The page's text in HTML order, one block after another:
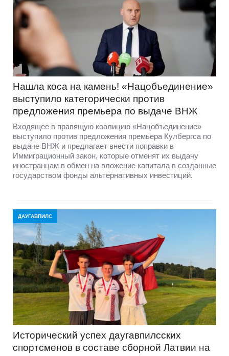
Нашла коса на камень! «Нацобъединение»
выступило категорически против
предложения премьера по выдаче ВНЖ
Входящее в правящую коалицию «Нацобъединение»
выступило против предложения премьера Кулбергса по
выдаче ВНЖ и предлагает внести поправки в
Иммиграционный закон, которые отменят их выдачу
иностранцам в обмен на вложение капитала в созданные
государством фонды альтернативных инвестиций.
ДАУГАВПИЛС
Исторический успех даугавпилсских
спортсменов в составе сборной Латвии на